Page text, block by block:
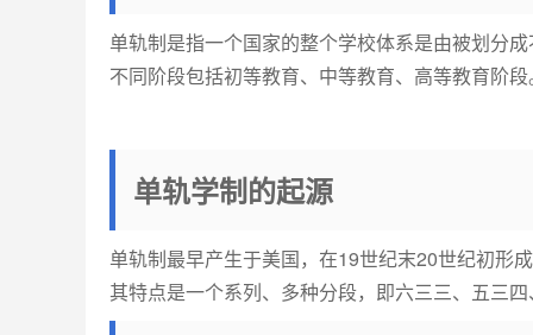
单轨制是指一个国家的整个学校体系是由被划分
不同阶段包括初等教育、中等教育、高等教育阶
单轨学制的起源
单轨制最早产生于美国，在19世纪末20世纪初形
其特点是一个系列、多种分段，即六三三、五三